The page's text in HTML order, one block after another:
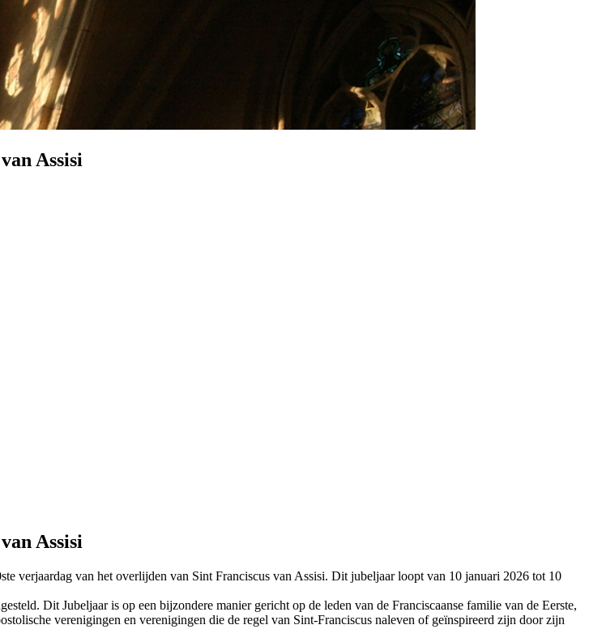
Assisi
Assisi
verjaardag van het overlijden van Sint Franciscus van Assisi. Dit jubeljaar loopt van 10 januari 2026 tot 10
Dit Jubeljaar is op een bijzondere manier gericht op de leden van de Franciscaanse familie van de Eerste,
verenigingen en verenigingen die de regel van Sint-Franciscus naleven of geïnspireerd zijn door zijn